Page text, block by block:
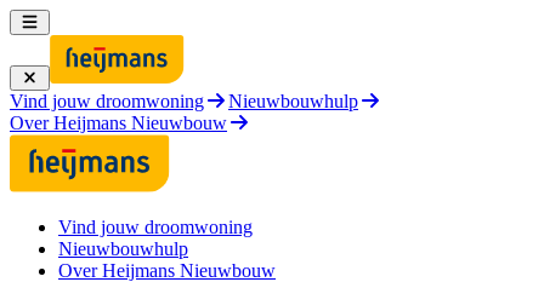
Vind jouw droomwoning
Nieuwbouwhulp
Over Heijmans Nieuwbouw
Vind jouw droomwoning
Nieuwbouwhulp
Over Heijmans Nieuwbouw